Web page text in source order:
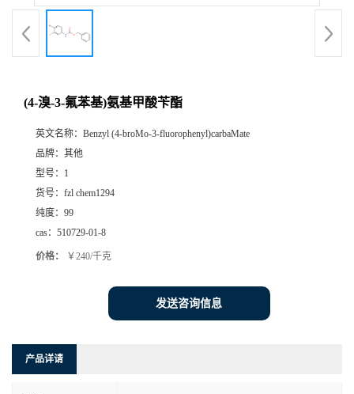
(4-溴-3-氟苯基)氨基甲酸苄酯
英文名称： Benzyl (4-broMo-3-fluorophenyl)carbaMate
品牌： 其他
型号： 1
货号： fzl chem1294
纯度： 99
cas： 510729-01-8
价格： ￥240/千克
发送咨询信息
产品详请